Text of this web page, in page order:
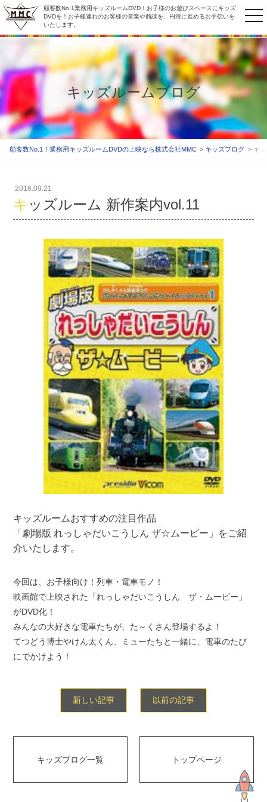
顧客数No.1業務用キッズルームDVD！お子様のお遊びスペースにキッズ
DVDを！お子様連れのお客様の営業や商談を、円滑に進めるお手伝いを
いたします。
キッズルームブログ
顧客数No.1！業務用キッズルームDVDの上映なら株式会社MMC キッズブログ キ
2016.09.21
キッズルーム 新作案内vol.11
キッズルームおすすめの注目作品
「劇場版 れっしゃだいこうしん ザ☆ムービー」をご紹
介いたします。
今回は、お子様向け！列車・電車モノ！
映画館で上映された「れっしゃだいこうしん ザ・ムービー」
がDVD化！
みんなの大好きな電車たちが、た～くさん登場するよ！
てつどう博士やけん太くん、ミューたちと一緒に、電車のたび
にでかけよう！
新しい記事 以前の記事
キッズブログ一覧 トップページ